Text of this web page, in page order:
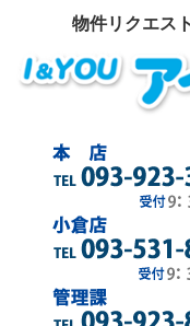
物件リクエスト